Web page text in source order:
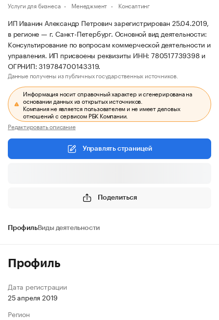
Услуги для бизнеса Менеджмент Консалтинг
ИП Иванин Александр Петрович зарегистрирован 25.04.2019,
в регионе — г. Санкт-Петербург. Основной вид деятельности:
Консультирование по вопросам коммерческой деятельности и
управления. ИП присвоены реквизиты ИНН: 780517739398 и
ОГРНИП: 319784700143319.
Данные получены из публичных государственных источников.
Информация носит справочный характер и сгенерирована на
основании данных из открытых источников.
Компания не является пользователем и не имеет деловых
отношений с сервисом РБК Компании.
Редактировать описание
Управлять страницей
Поделиться
ПрофильВиды деятельности
Профиль
Дата регистрации
25 апреля 2019
Регион